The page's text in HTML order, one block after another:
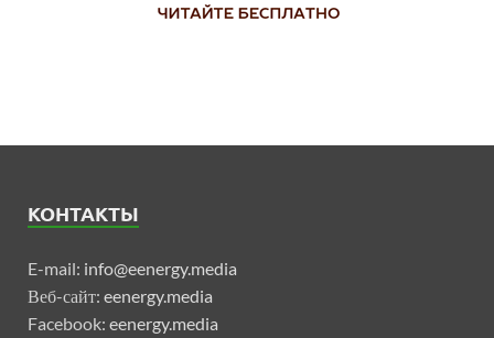
КОНТАКТЫ
E-mail: info@eenergy.media
Веб-сайт: eenergy.media
Facebook: eenergy.media